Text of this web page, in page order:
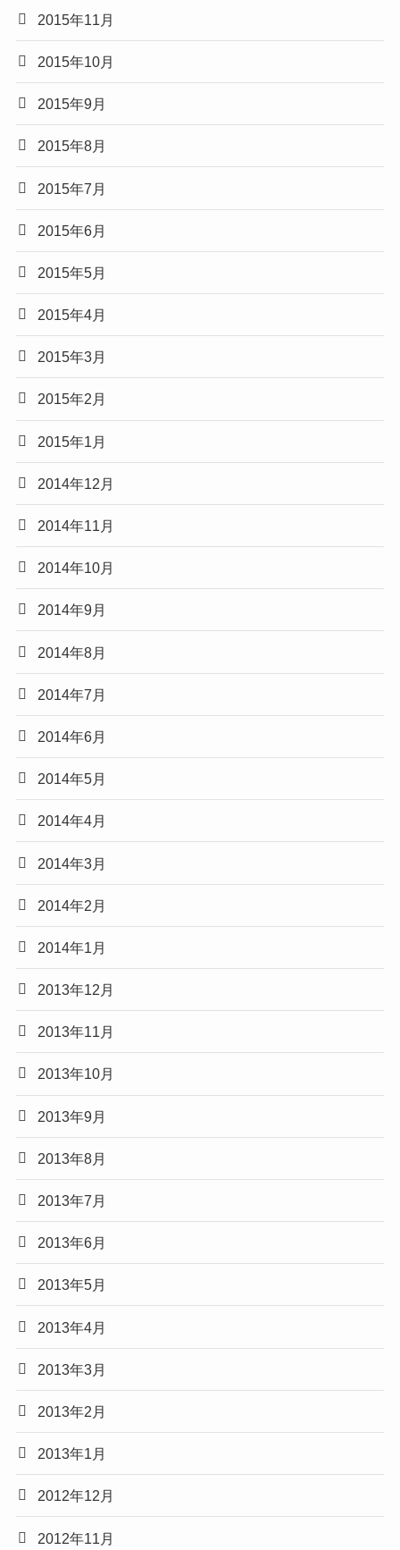
2015年11月
2015年10月
2015年9月
2015年8月
2015年7月
2015年6月
2015年5月
2015年4月
2015年3月
2015年2月
2015年1月
2014年12月
2014年11月
2014年10月
2014年9月
2014年8月
2014年7月
2014年6月
2014年5月
2014年4月
2014年3月
2014年2月
2014年1月
2013年12月
2013年11月
2013年10月
2013年9月
2013年8月
2013年7月
2013年6月
2013年5月
2013年4月
2013年3月
2013年2月
2013年1月
2012年12月
2012年11月